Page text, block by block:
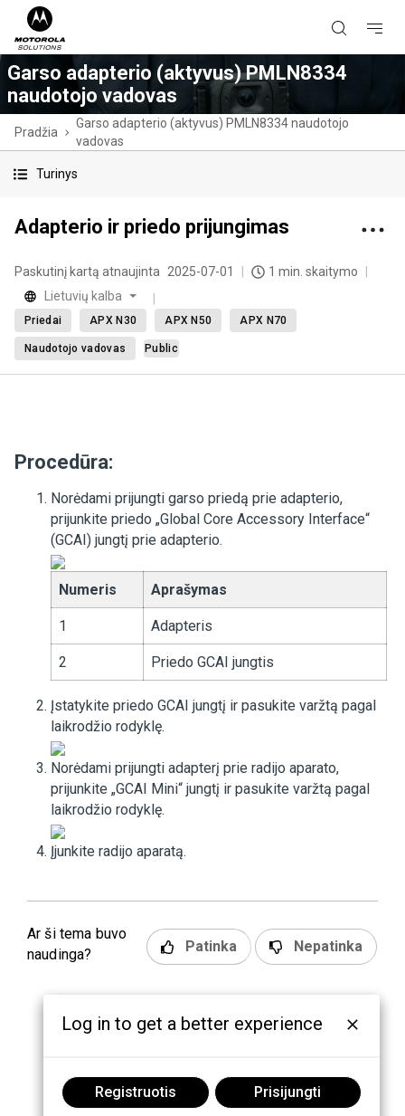
Garso adapterio (aktyvus) PMLN8334
naudotojo vadovas
Pradžia
Garso adapterio (aktyvus) PMLN8334 naudotojo
vadovas
Turinys
Adapterio ir priedo prijungimas
Paskutinį kartą atnaujinta 2025-07-01
1 min. skaitymo
Lietuvių kalba
Priedai APX N30 APX N50 APX N70
Naudotojo vadovas Public
Procedūra:
Norėdami prijungti garso priedą prie adapterio,
prijunkite priedo „Global Core Accessory Interface“
(GCAI) jungtį prie adapterio.
Numeris Aprašymas
1 Adapteris
2 Priedo GCAI jungtis
Įstatykite priedo GCAI jungtį ir pasukite varžtą pagal
laikrodžio rodyklę.
Norėdami prijungti adapterį prie radijo aparato,
prijunkite „GCAI Mini“ jungtį ir pasukite varžtą pagal
laikrodžio rodyklę.
Įjunkite radijo aparatą.
Ar ši tema buvo
naudinga?
Patinka Nepatinka
Log in to get a better experience
Registruotis Prisijungti